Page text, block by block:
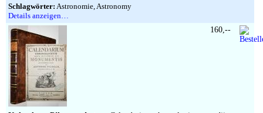
Schlagwörter: Astronomie, Astronomy
Details anzeigen…
160,--